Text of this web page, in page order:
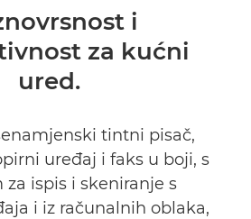
i
za kućni
ured.
tintni pisač,
uređaj i faks u boji, s
za ispis i skeniranje s
i iz računalnih oblaka,